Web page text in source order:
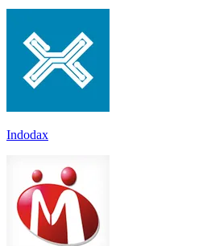
Indodax